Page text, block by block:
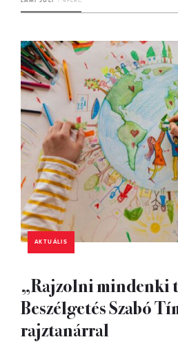
AKTUÁLIS
„Rajzolni mindenki
Beszélgetés Szabó
rajztanárral